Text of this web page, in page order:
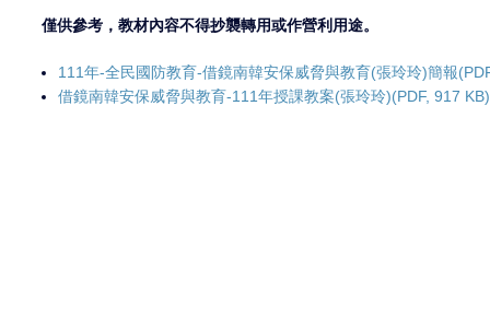
僅供參考，教材內容不得抄襲轉用或作營利用途。
111年-全民國防教育-借鏡南韓安保威脅與教育(張玲玲)簡報
借鏡南韓安保威脅與教育-111年授課教案(張玲玲)(PDF, 917 KB)